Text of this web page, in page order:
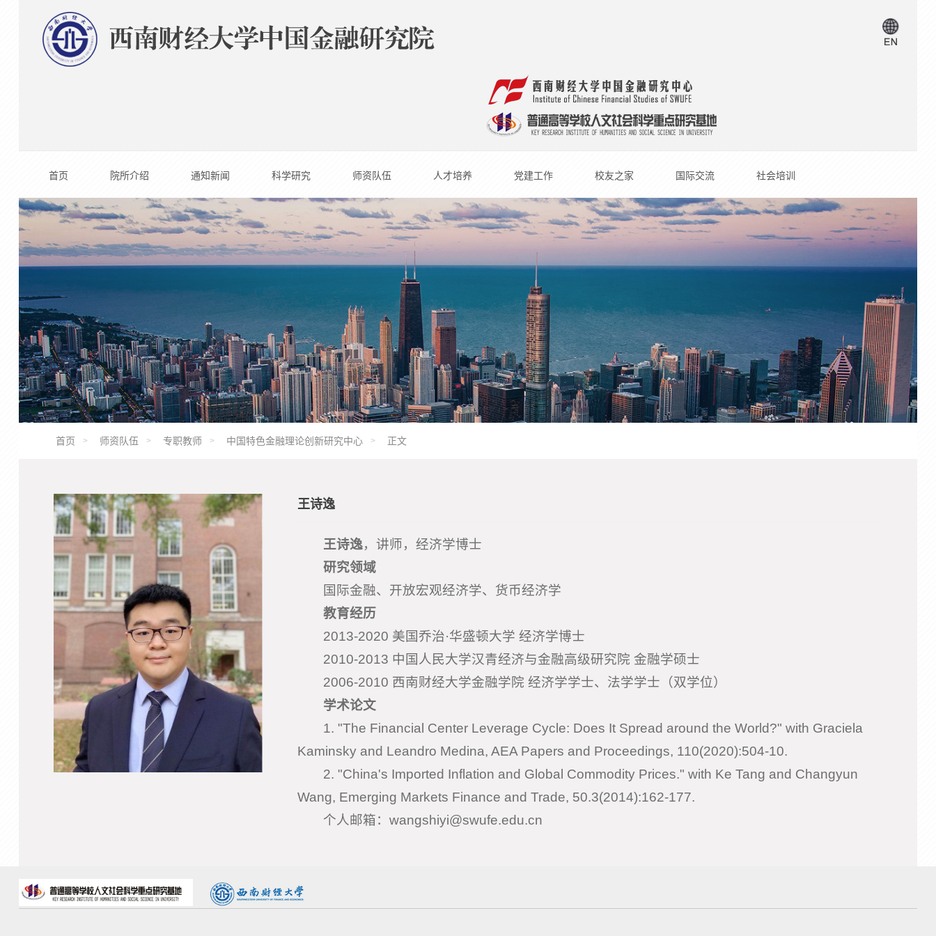
首页 院所介绍 通知新闻 科学研究 师资队伍 人才培养 党建工作 校友之家 国际交流 社会培训
首页 师资队伍 专职教师 中国特色金融理论创新研究中心 正文
王诗逸
王诗逸，讲师，经济学博士
研究领域
国际金融、开放宏观经济学、货币经济学
教育经历
2013-2020 美国乔治·华盛顿大学 经济学博士
2010-2013 中国人民大学汉青经济与金融高级研究院 金融学硕士
2006-2010 西南财经大学金融学院 经济学学士、法学学士（双学位）
学术论文
1. "The Financial Center Leverage Cycle: Does It Spread around the World?" with Graciela
Kaminsky and Leandro Medina, AEA Papers and Proceedings, 110(2020):504-10.
2. "China's Imported Inflation and Global Commodity Prices." with Ke Tang and Changyun
Wang, Emerging Markets Finance and Trade, 50.3(2014):162-177.
个人邮箱：wangshiyi@swufe.edu.cn